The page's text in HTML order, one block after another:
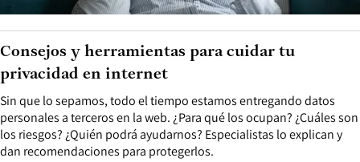
Sin que lo sepamos, todo el tiempo estamos entregando datos
personales a terceros en la web. ¿Para qué los ocupan? ¿Cuáles son
los riesgos? ¿Quién podrá ayudarnos? Especialistas lo explican y
dan recomendaciones para protegerlos.
Consejos y herramientas para cuidar tu
privacidad en internet